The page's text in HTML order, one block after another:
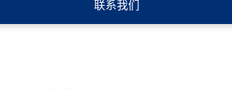
联系我们